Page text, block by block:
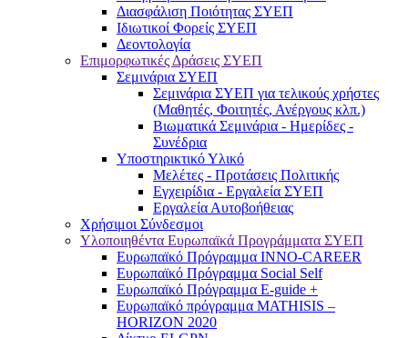
Διασφάλιση Ποιότητας ΣΥΕΠ
Ιδιωτικοί Φορείς ΣΥΕΠ
Δεοντολογία
Επιμορφωτικές Δράσεις ΣΥΕΠ
Σεμινάρια ΣΥΕΠ
Σεμινάρια ΣΥΕΠ για τελικούς χρήστες
(Μαθητές, Φοιτητές, Ανέργους κλπ.)
Βιωματικά Σεμινάρια - Ημερίδες -
Συνέδρια
Υποστηρικτικό Υλικό
Μελέτες - Προτάσεις Πολιτικής
Εγχειρίδια - Εργαλεία ΣΥΕΠ
Εργαλεία Αυτοβοήθειας
Χρήσιμοι Σύνδεσμοι
Υλοποιηθέντα Ευρωπαϊκά Προγράμματα ΣΥΕΠ
Ευρωπαϊκό Πρόγραμμα INNO-CAREER
Ευρωπαϊκό Πρόγραμμα Social Self
Ευρωπαϊκό Πρόγραμμα E-guide +
Ευρωπαϊκό πρόγραμμα MATHISIS –
HORIZON 2020